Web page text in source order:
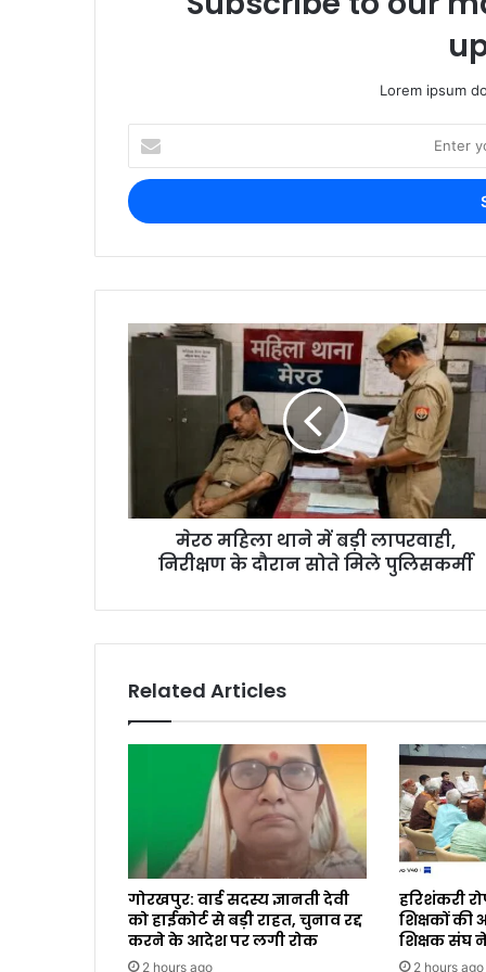
Lorem ipsum
मेरठ महिला थाने में बड़ी लापरवाही,
निरीक्षण के दौरान सोते मिले पुलिसकर्मी
Related Articles
गोरखपुर: वार्ड सदस्य ज्ञानती देवी
को हाईकोर्ट से बड़ी राहत, चुनाव रद्द
करने के आदेश पर लगी रोक
2 hours ago
हरिशंकरी
शिक्षकों की
शिक्षक संघ
2 hours ago